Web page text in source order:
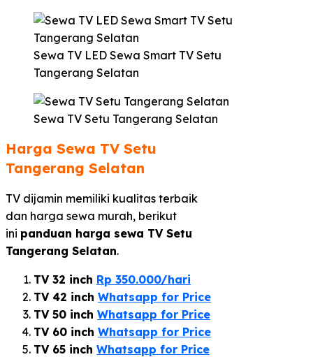
Sewa TV LED Sewa Smart TV Setu
Tangerang Selatan
Sewa TV Setu Tangerang Selatan
Harga Sewa TV Setu
Tangerang Selatan
TV dijamin memiliki kualitas terbaik
dan harga sewa murah, berikut
ini panduan harga sewa TV Setu
Tangerang Selatan.
TV 32 inch Rp 350.000/hari
TV 42 inch Whatsapp for Price
TV 50 inch Whatsapp for Price
TV 60 inch Whatsapp for Price
TV 65 inch Whatsapp for Price